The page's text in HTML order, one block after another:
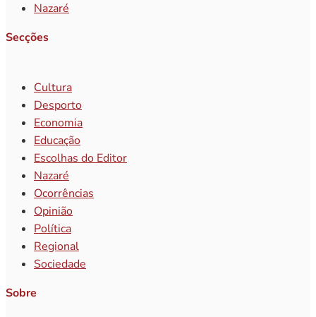
Nazaré
Secções
Cultura
Desporto
Economia
Educação
Escolhas do Editor
Nazaré
Ocorrências
Opinião
Política
Regional
Sociedade
Sobre